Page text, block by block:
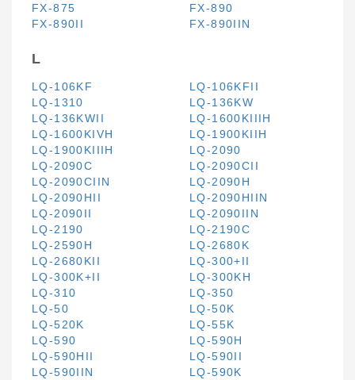
FX-875
FX-890
FX-890II
FX-890IIN
L
LQ-106KF
LQ-106KFII
LQ-1310
LQ-136KW
LQ-136KWII
LQ-1600KIIIH
LQ-1600KIVH
LQ-1900KIIH
LQ-1900KIIIH
LQ-2090
LQ-2090C
LQ-2090CII
LQ-2090CIIN
LQ-2090H
LQ-2090HII
LQ-2090HIIN
LQ-2090II
LQ-2090IIN
LQ-2190
LQ-2190C
LQ-2590H
LQ-2680K
LQ-2680KII
LQ-300+II
LQ-300K+II
LQ-300KH
LQ-310
LQ-350
LQ-50
LQ-50K
LQ-520K
LQ-55K
LQ-590
LQ-590H
LQ-590HII
LQ-590II
LQ-590IIN
LQ-590K